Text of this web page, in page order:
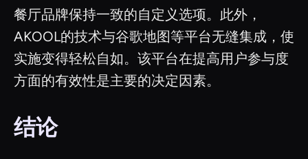
餐厅品牌保持一致的自定义选项。此外，
AKOOL的技术与谷歌地图等平台无缝集成，使
实施变得轻松自如。该平台在提高用户参与度
方面的有效性是主要的决定因素。
结论